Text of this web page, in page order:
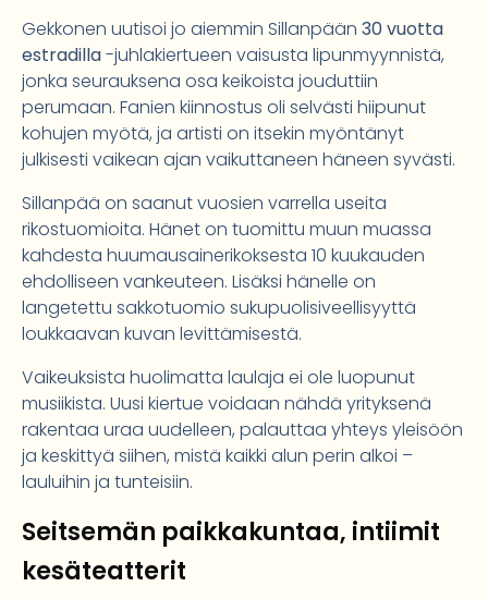
Gekkonen uutisoi jo aiemmin Sillanpään 30 vuotta
estradilla-juhlakiertueen vaisusta lipunmyynnistä,
jonka seurauksena osa keikoista jouduttiin
perumaan. Fanien kiinnostus oli selvästi hiipunut
kohujen myötä, ja artisti on itsekin myöntänyt
julkisesti vaikean ajan vaikuttaneen häneen syvästi.
Sillanpää on saanut vuosien varrella useita
rikostuomioita. Hänet on tuomittu muun muassa
kahdesta huumausainerikoksesta 10 kuukauden
ehdolliseen vankeuteen. Lisäksi hänelle on
langetettu sakkotuomio sukupuolisiveellisyyttä
loukkaavan kuvan levittämisestä.
Vaikeuksista huolimatta laulaja ei ole luopunut
musiikista. Uusi kiertue voidaan nähdä yrityksenä
rakentaa uraa uudelleen, palauttaa yhteys yleisöön
ja keskittyä siihen, mistä kaikki alun perin alkoi –
lauluihin ja tunteisiin.
Seitsemän paikkakuntaa, intiimit
kesäteatterit